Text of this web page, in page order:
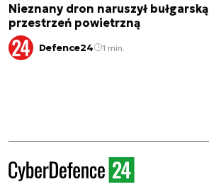
Nieznany dron naruszył bułgarską
przestrzeń powietrzną
Defence24 1 min.